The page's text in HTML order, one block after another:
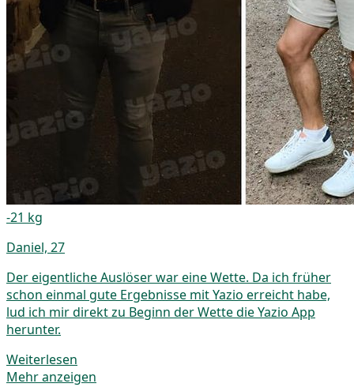
-21 kg
Daniel, 27
Der eigentliche Auslöser war eine Wette. Da ich früher
schon einmal gute Ergebnisse mit Yazio erreicht habe,
lud ich mir direkt zu Beginn der Wette die Yazio App
herunter.
Weiterlesen
Mehr anzeigen